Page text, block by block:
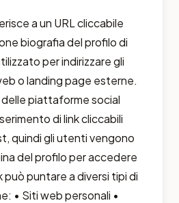
a un URL cliccabile
biografia del profilo di
per indirizzare gli
o landing page esterne.
piattaforme social
di link cliccabili
quindi gli utenti vengono
del profilo per accedere
può puntare a diversi tipi di
• Siti web personali •